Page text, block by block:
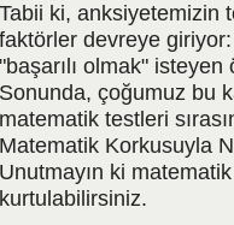
Tabii ki, anksiyetemizin
faktörler devreye
"başarılı olmak"
Sonunda, çoğumuz bu
matematik testleri
Matematik Korkusuyla
Unutmayın ki
kurtulabilirsiniz.